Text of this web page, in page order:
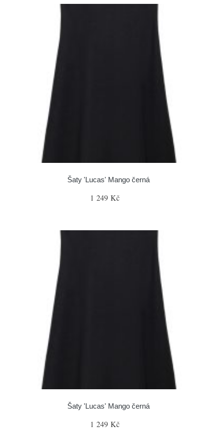
Šaty 'Lucas' Mango černá
1 249 Kč
Šaty 'Lucas' Mango černá
1 249 Kč